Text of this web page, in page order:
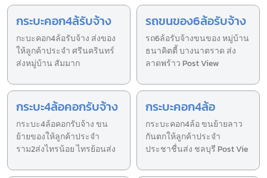
กระบะคอก4ล้รับจ้าง
กะบะคอก4ล้อรับจ้าง ส่งของ
ให้ลูกค้าประจำ ศรีนครินทร์
ส่งหมู่บ้าน สัมมาก
รถขนของ6ล้อรับจ้าง
รถ6ล้อรับจ้างขนของ หมู่บ้าน
ธนาคิตตี้ บางนาตราด ส่ง
ลาดพร้าว Post View
กระบะ4ล้อคอกรับจ้าง
กระบะ4ล้อคอกรับจ้าง ขน
ย้ายของให้ลูกค้าประจำ
ราม2ส่งไทรน้อย ไทรย้อนส่ง
กระบะคอก4ล้อ
กระบะคอก4ล้อ ขนย้ายลาว
กันตกให้ลูกค้าประจำ
ประชาชื่นส่ง ชลบุรี Post Vie